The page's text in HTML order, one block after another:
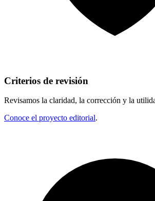
Criterios de revisión
Revisamos la claridad, la corrección y la
Conoce el proyecto editorial.